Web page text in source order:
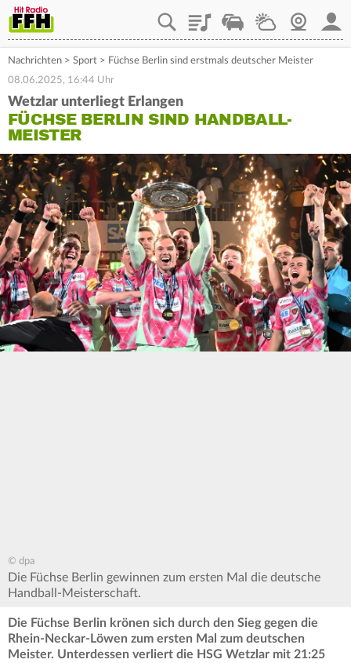
PlaylistStaupilotWetterWebcam
Nachrichten > Sport > Füchse Berlin sind erstmals deutscher Meister
08.06.2025, 16:44 Uhr
Wetzlar unterliegt Erlangen
FÜCHSE BERLIN SIND HANDBALL-
MEISTER
© dpa
Die Füchse Berlin gewinnen zum ersten Mal die deutsche
Handball-Meisterschaft.
Die Füchse Berlin krönen sich durch den Sieg gegen die
Rhein-Neckar-Löwen zum ersten Mal zum deutschen
Meister. Unterdessen verliert die HSG Wetzlar mit 21:25